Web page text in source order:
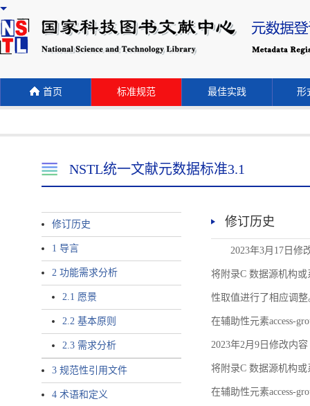
首页 标准规范 最佳实践 形
NSTL统一文献元数据标准3.1
修订历史
1 导言
2 功能需求分析
2.1 愿景
2.2 基本原则
2.3 需求分析
3 规范性引用文件
4 术语和定义
修订历史
2023年3月17日修
将附录C 数据源机构或
性取值进行了相应调整
在辅助性元素access-
2023年2月9日修改内容
将附录C 数据源机构或
在辅助性元素access-